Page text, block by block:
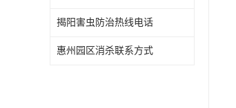
揭阳害虫防治热线电话
惠州园区消杀联系方式